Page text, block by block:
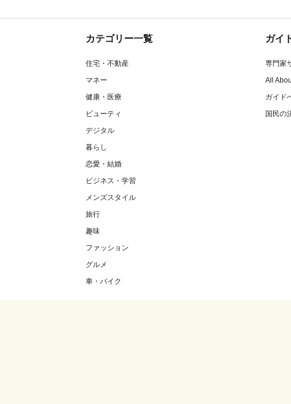
カテゴリー一覧
住宅・不動産
マネー
健康・医療
ビューティ
デジタル
暮らし
恋愛・結婚
ビジネス・学習
メンズスタイル
旅行
趣味
ファッション
グルメ
車・バイク
ガイ
専門家
All
ガイド
国民の